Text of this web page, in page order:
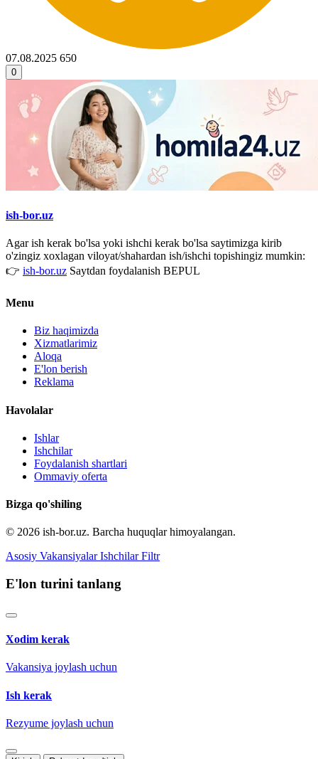
07.08.2025 650
0
ish-bor.uz
Agar ish kerak bo'lsa yoki ishchi kerak bo'lsa saytimizga kirib
o'zingiz xoxlagan viloyat/shahardan ish/ishchi topishingiz mumkin:
👉 ish-bor.uz Saytdan foydalanish BEPUL
Menu
Biz haqimizda
Xizmatlarimiz
Aloqa
E'lon berish
Reklama
Havolalar
Ishlar
Ishchilar
Foydalanish shartlari
Ommaviy oferta
Bizga qo'shiling
© 2026 ish-bor.uz. Barcha huquqlar himoyalangan.
Asosiy Vakansiyalar Ishchilar Filtr
E'lon turini tanlang
Xodim kerak
Vakansiya joylash uchun
Ish kerak
Rezyume joylash uchun